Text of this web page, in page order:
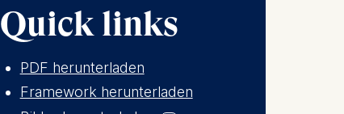
Quick links
PDF herunterladen
Framework herunterladen